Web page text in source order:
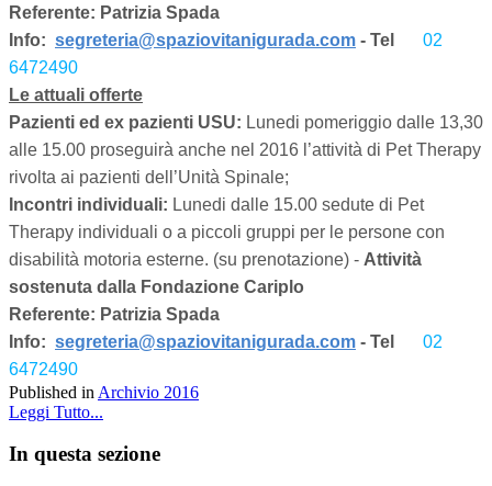
Referente: Patrizia Spada
Info: segreteria@spaziovitanigurada.com - Tel
02
6472490
Le attuali offerte
Pazienti ed ex pazienti USU: Lunedi pomeriggio dalle 13,30
alle 15.00 proseguirà anche nel 2016 l’attività di Pet Therapy
rivolta ai pazienti dell’Unità Spinale;
Incontri individuali: Lunedi dalle 15.00 sedute di Pet
Therapy individuali o a piccoli gruppi per le persone con
disabilità motoria esterne. (su prenotazione) - Attività
sostenuta dalla Fondazione Cariplo
Referente: Patrizia Spada
Info: segreteria@spaziovitanigurada.com - Tel
02
6472490
Published in Archivio 2016
Leggi Tutto...
In questa sezione